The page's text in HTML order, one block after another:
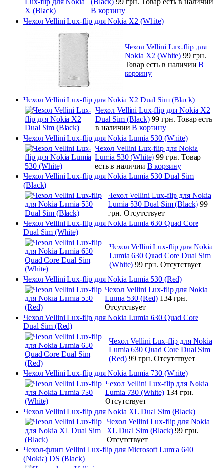
В корзину
Чехол Vellini Lux-flip для Nokia X2 (White)
Чехол Vellini Lux-flip для
Nokia X2 (White) 99 грн.
Товар есть в наличии В
корзину
Чехол Vellini Lux-flip для Nokia X2 Dual Sim (Black)
Чехол Vellini Lux-flip для Nokia X2
Dual Sim (Black) 99 грн. Товар есть
в наличии В корзину
Чехол Vellini Lux-flip для Nokia Lumia 530 (White)
Чехол Vellini Lux-flip для Nokia
Lumia 530 (White) 99 грн. Товар
есть в наличии В корзину
Чехол Vellini Lux-flip для Nokia Lumia 530 Dual Sim
(Black)
Чехол Vellini Lux-flip для Nokia
Lumia 530 Dual Sim (Black) 99
грн. Отсутствует
Чехол Vellini Lux-flip для Nokia Lumia 630 Quad Core
Dual Sim (White)
Чехол Vellini Lux-flip для Nokia
Lumia 630 Quad Core Dual Sim
(White) 99 грн. Отсутствует
Чехол Vellini Lux-flip для Nokia Lumia 530 (Red)
Чехол Vellini Lux-flip для Nokia
Lumia 530 (Red) 134 грн.
Отсутствует
Чехол Vellini Lux-flip для Nokia Lumia 630 Quad Core
Dual Sim (Red)
Чехол Vellini Lux-flip для Nokia
Lumia 630 Quad Core Dual Sim
(Red) 99 грн. Отсутствует
Чехол Vellini Lux-flip для Nokia Lumia 730 (White)
Чехол Vellini Lux-flip для Nokia
Lumia 730 (White) 134 грн.
Отсутствует
Чехол Vellini Lux-flip для Nokia XL Dual Sim (Black)
Чехол Vellini Lux-flip для Nokia
XL Dual Sim (Black) 99 грн.
Отсутствует
Чехол-флип Vellini Lux-flip для Microsoft Lumia 640
(Nokia) DS (Black)